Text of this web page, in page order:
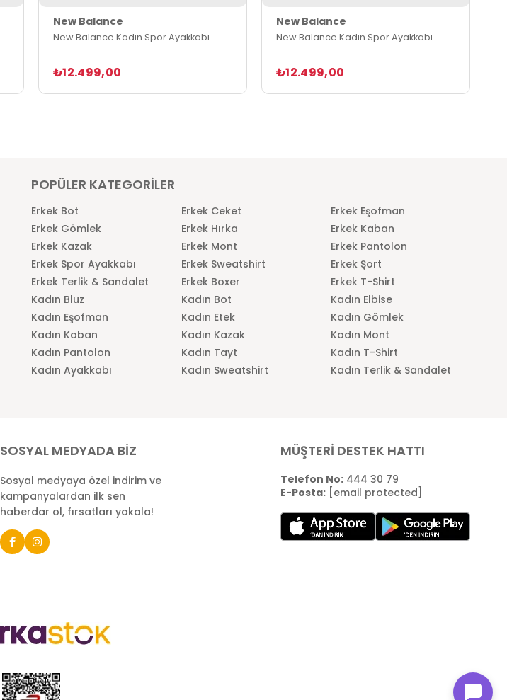
New Balance
New Balance Kadın Spor Ayakkabı
₺12.499,00
New Balance
New Balance Kadın Spor Ayakkabı
₺12.499,00
POPÜLER KATEGORİLER
Erkek Bot Erkek Ceket
Erkek Eşofman
Erkek Gömlek
Erkek Hırka
Erkek Kaban
Erkek Kazak
Erkek Mont
Erkek Pantolon
Erkek Spor Ayakkabı
Erkek Sweatshirt
Erkek Şort
Erkek Terlik & Sandalet
Erkek Boxer
Erkek T-Shirt
Kadın Bluz
Kadın Bot
Kadın Elbise
Kadın Eşofman
Kadın Etek
Kadın Gömlek
Kadın Kaban
Kadın Kazak
Kadın Mont
Kadın Pantolon
Kadın Tayt
Kadın T-Shirt
Kadın Ayakkabı
Kadın Sweatshirt Kadın Terlik & Sandalet
SOSYAL MEDYADA BİZ
Sosyal medyaya özel indirim ve
kampanyalardan ilk sen
haberdar ol, fırsatları yakala!
MÜŞTERİ DESTEK HATTI
Telefon No:444 30 79
E-Posta: [email protected]